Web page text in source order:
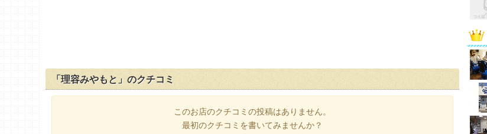
「理容みやもと」のクチコミ
このお店のクチコミの投稿はありません。
最初のクチコミを書いてみませんか？